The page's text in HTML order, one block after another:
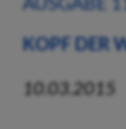
KOPF DER
10.03.2015